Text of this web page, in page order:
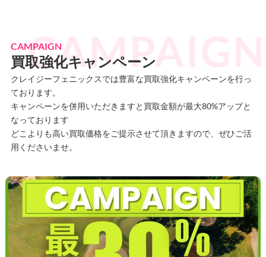
CAMPAIGN
買取強化キャンペーン
クレイジーフェニックスでは豊富な買取強化キャンペーンを行っ
ております。
キャンペーンを併用いただきますと買取金額が最大80%アップと
なっております
どこよりも高い買取価格をご提示させて頂きますので、ぜひご活
用くださいませ。